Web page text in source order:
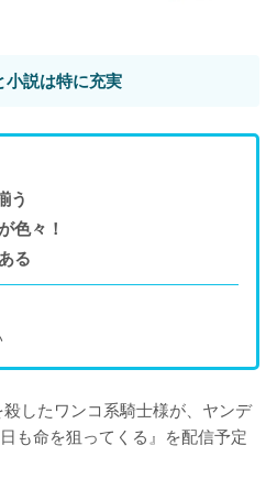
小説は特に充実
う
色々！
る
したワンコ系騎士様が、ヤンデ
も命を狙ってくる』を配信予定